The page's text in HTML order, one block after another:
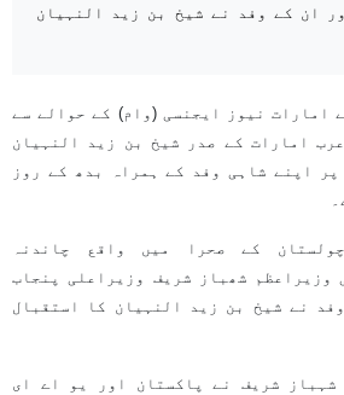
ان کے وفد نے شیخ بن زید النہیان
امارات نیوز ایجنسی (وام) کے حوالے سے
امارات کے صدر شیخ بن زید النہیان
اپنے شاہی وفد کے ہمراہ بدھ کے روز
کے صحرا میں واقع چاندنہ
وزیراعظم شھباز شریف وزیراعلی پنجاب
نے شیخ بن زید النہیان کا استقبال
شہباز شریف نے پاکستان اور یو اے ای